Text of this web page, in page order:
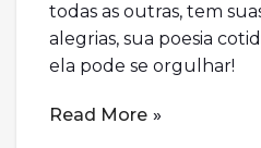
todas as outras, tem
alegrias, sua poesia
ela pode se orgulhar!
Read More